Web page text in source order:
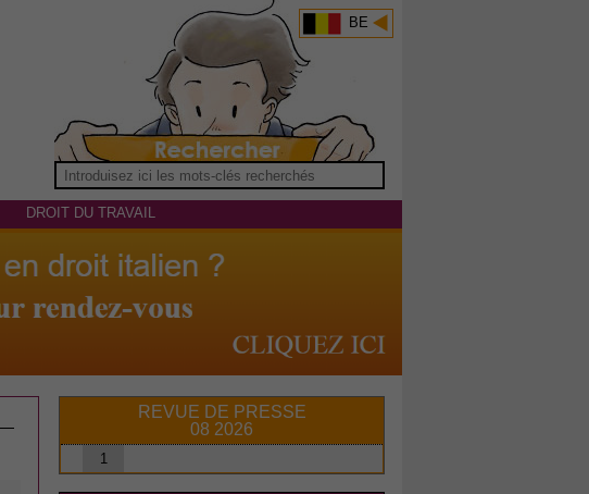
BE
DROIT DU TRAVAIL
REVUE DE PRESSE
08 2026
1